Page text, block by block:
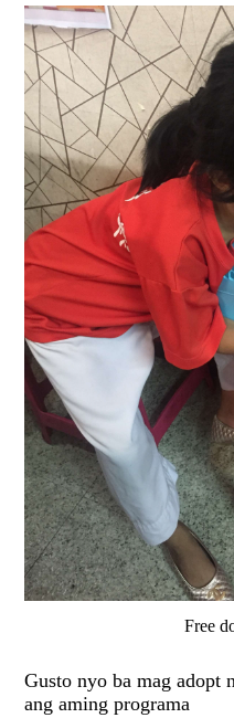
Free
Gusto nyo ba mag adopt
ang aming programa